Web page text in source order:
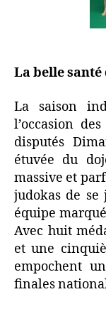
La belle
La saison
l’occasion
disputés
étuvée du
massive et
judokas de se
équipe
Avec huit
et une
empochent
finales